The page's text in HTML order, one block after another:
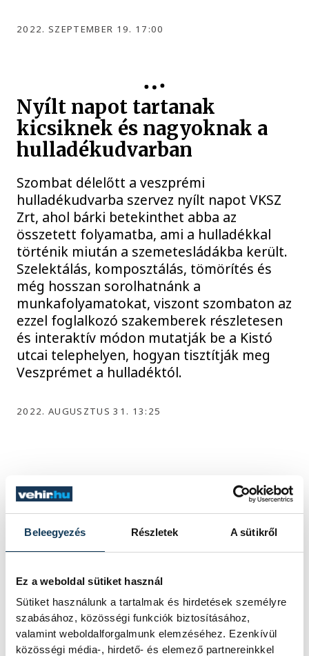
Beleegyezés Részletek A sütikről
Ez a weboldal sütiket használ
Sütiket használunk a tartalmak és hirdetések személyre
szabásához, közösségi funkciók biztosításához,
valamint weboldalforgalmunk elemzéséhez. Ezenkívül
közösségi média-, hirdető- és elemező partnereinkkel
2022. SZEPTEMBER 19. 17:00
Nyílt napot tartanak
kicsiknek és nagyoknak a
hulladékudvarban
Szombat délelőtt a veszprémi
hulladékudvarba szervez nyílt napot VKSZ
Zrt, ahol bárki betekinthet abba az
összetett folyamatba, ami a hulladékkal
történik miután a szemetesládákba került.
Szelektálás, komposztálás, tömörítés és
még hosszan sorolhatnánk a
munkafolyamatokat, viszont szombaton az
ezzel foglalkozó szakemberek részletesen
és interaktív módon mutatják be a Kistó
utcai telephelyen, hogyan tisztítják meg
Veszprémet a hulladéktól.
2022. AUGUSZTUS 31. 13:25
KÖZÉLET
Baka Andrást jelöli